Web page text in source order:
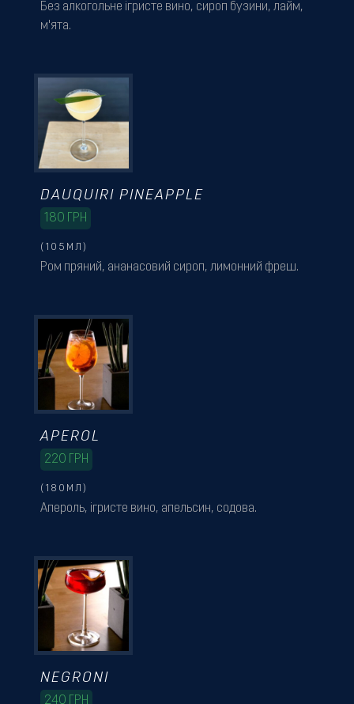
Без алкогольне ігристе вино, сироп бузини, лайм,
м'ята.
Ром пряний, ананасовий сироп, лимонний фреш.
(105МЛ)
DAUQUIRI PINEAPPLE
180 ГРН
Апероль, ігристе вино, апельсин, содова.
(180МЛ)
APEROL
220 ГРН
NEGRONI
240 ГРН